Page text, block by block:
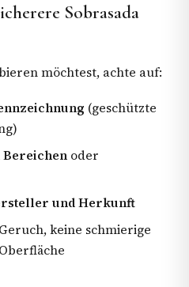
Sobrasada
möchtest, achte auf:
(geschützte
oder
und Herkunft
keine schmierige